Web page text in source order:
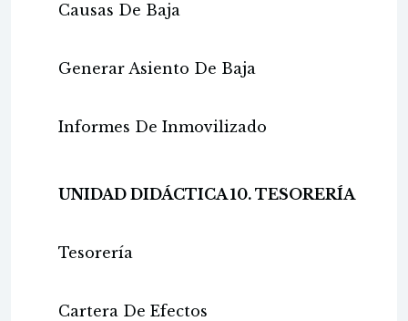
Causas De Baja
Generar Asiento De Baja
Informes De Inmovilizado
UNIDAD DIDÁCTICA 10. TESORERÍA
Tesorería
Cartera De Efectos